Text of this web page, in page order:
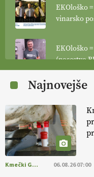
EKOloško
vinarsko
EKOloško
(posestvo
Najnovejše
Kmečki Glas 06.08.26 07:00